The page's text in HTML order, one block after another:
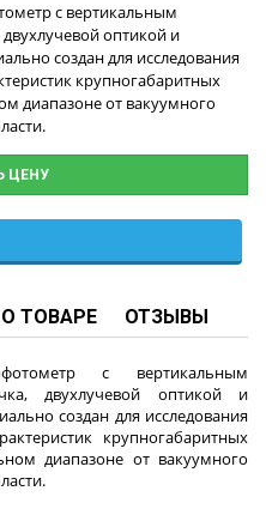
с вертикальным
оптикой и
создан для исследования
крупногабаритных
диапазоне от вакуумного
ЦЕНУ
ТОВАРЕ ОТЗЫВЫ
с вертикальным
двухлучевой оптикой и
создан для исследования
крупногабаритных
диапазоне от вакуумного